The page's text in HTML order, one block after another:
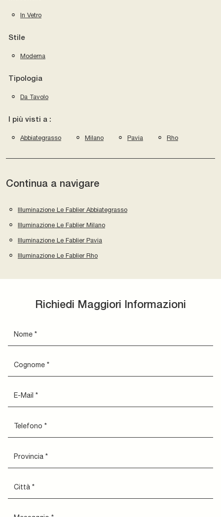
In Vetro
Stile
Moderna
Tipologia
Da Tavolo
I più visti a :
Abbiategrasso Milano Pavia Rho
Continua a navigare
Illuminazione Le Fablier Abbiategrasso
Illuminazione Le Fablier Milano
Illuminazione Le Fablier Pavia
Illuminazione Le Fablier Rho
Richiedi Maggiori Informazioni